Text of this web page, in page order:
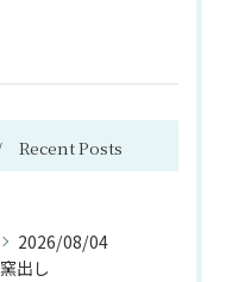
Recent Posts
2026/08/04
窯出し